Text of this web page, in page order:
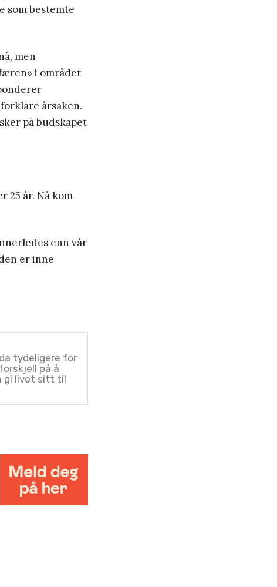
som bestemte
men
i området
årsaken.
på budskapet
25 år. Nå kom
enn vår
er inne
tydeligere for
på å
gi livet sitt til